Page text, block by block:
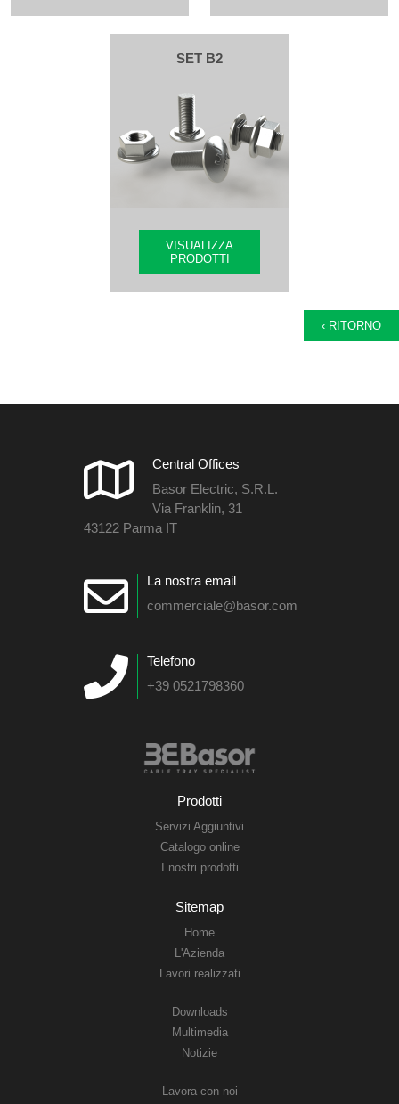
SET B2
VISUALIZZA
PRODOTTI
‹ RITORNO
Central Offices
Basor Electric, S.R.L.
Via Franklin, 31
43122 Parma IT
La nostra email
commerciale@basor.com
Telefono
+39 0521798360
Prodotti
Servizi Aggiuntivi
Catalogo online
I nostri prodotti
Sitemap
Home
L'Azienda
Lavori realizzati
Downloads
Multimedia
Notizie
Lavora con noi